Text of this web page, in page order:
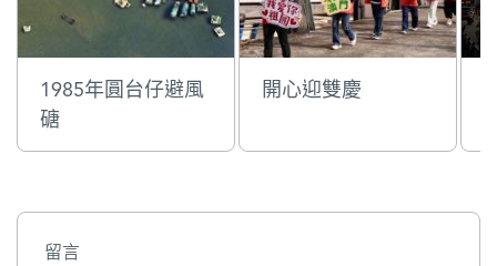
1985年圓台仔避風
磄
開心迎雙慶
留言